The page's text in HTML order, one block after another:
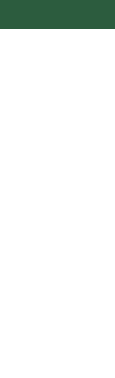
überspringen